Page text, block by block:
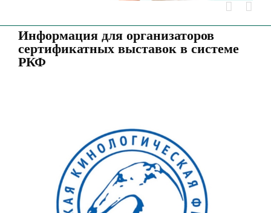
Информация для организаторов
сертификатных выставок в системе
РКФ